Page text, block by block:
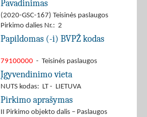
Pavadinimas
(2020-GSC-167) Teisinės paslaugos
Pirkimo dalies Nr.: 2
Papildomas (-i) BVPŽ kodas
79100000 - Teisinės paslaugos
Įgyvendinimo vieta
NUTS kodas: LT - LIETUVA
Pirkimo aprašymas
II Pirkimo objekto dalis – Paslaugos